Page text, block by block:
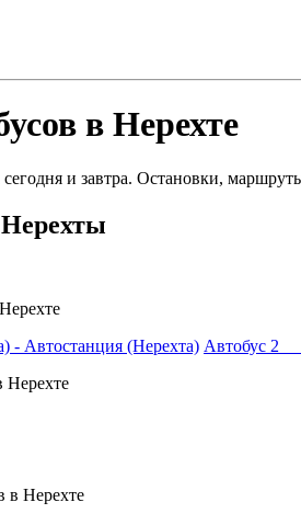
в Нерехте
и завтра. Остановки,
Нерехты
Автостанция (Нерехта) Автобус 2
Нерехте
в Нерехте